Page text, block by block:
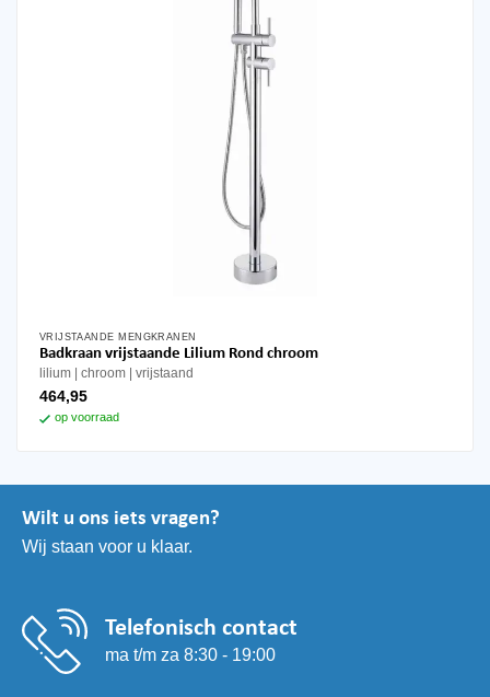
VRIJSTAANDE MENGKRANEN
Badkraan vrijstaande Lilium Rond chroom
lilium chroom vrijstaand
464,95
op voorraad
Wilt u ons iets vragen?
Wij staan voor u klaar.
Telefonisch contact
ma t/m za 8:30 - 19:00